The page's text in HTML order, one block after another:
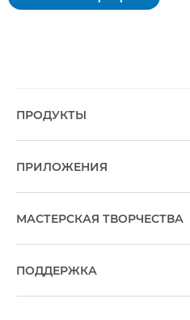
.
диалогового
ПРОДУКТЫ
ПРИЛОЖЕНИЯ
МАСТЕРСКАЯ ТВОРЧЕСТВА
ПОДДЕРЖКА